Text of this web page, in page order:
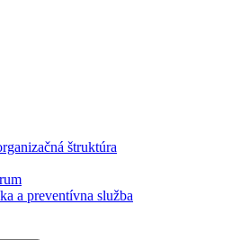
štruktúra
a preventívna služba